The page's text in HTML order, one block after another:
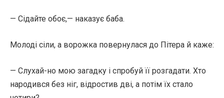
— Сідайте обоє,— наказує баба.
Молоді сіли, а ворожка повернулася до Пітера й каже:
— Слухай-но мою загадку і спробуй її розгадати. Хто
народився без ніг, відростив дві, а потім їх стало